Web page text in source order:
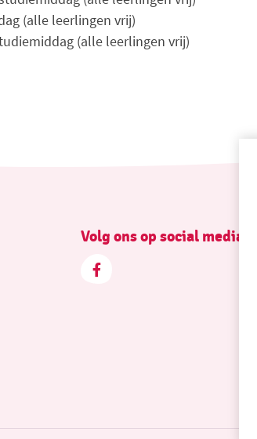
(alle leerlingen vrij)
(alle leerlingen vrij)
Volg ons op social media